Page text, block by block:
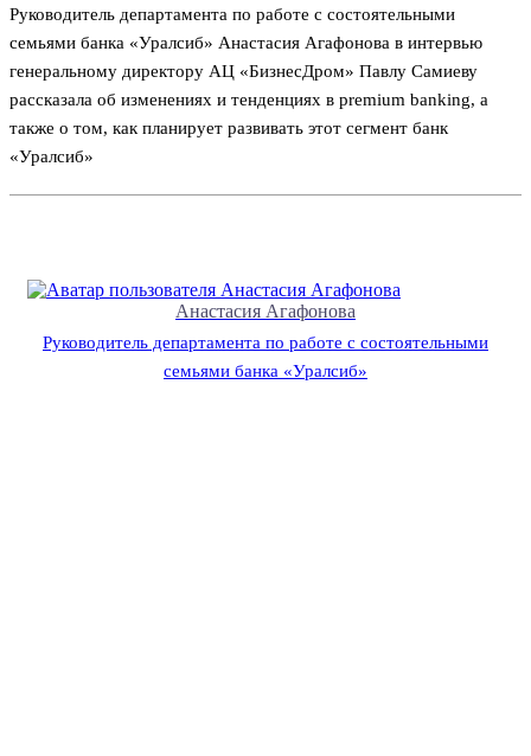
Руководитель департамента по работе с состоятельными
семьями банка «Уралсиб» Анастасия Агафонова в интервью
генеральному директору АЦ «БизнесДром» Павлу Самиеву
рассказала об изменениях и тенденциях в premium banking, а
также о том, как планирует развивать этот сегмент банк
«Уралсиб»
Анастасия Агафонова
Руководитель департамента по работе с состоятельными
семьями банка «Уралсиб»